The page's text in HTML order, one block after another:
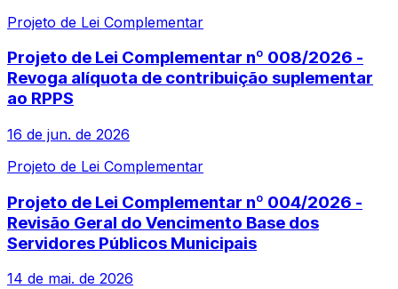
Projeto de Lei Complementar
Projeto de Lei Complementar nº 008/2026 -
Revoga alíquota de contribuição suplementar
ao RPPS
16 de jun. de 2026
Projeto de Lei Complementar
Projeto de Lei Complementar nº 004/2026 -
Revisão Geral do Vencimento Base dos
Servidores Públicos Municipais
14 de mai. de 2026